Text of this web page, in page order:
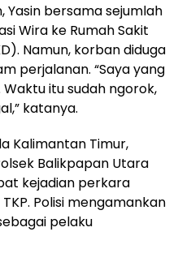
Yasin bersama sejumlah
Wira ke Rumah Sakit
Namun, korban diduga
perjalanan. “Saya yang
itu sudah ngorok,
katanya.
Kalimantan Timur,
Balikpapan Utara
kejadian perkara
Polisi mengamankan
pelaku